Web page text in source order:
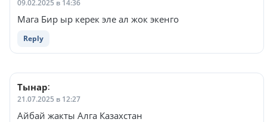
09.02.2025 в 14:36
Мага Бир ыр керек эле ал жок экенго
Reply
Тынар:
21.07.2025 в 12:27
Айбай жакты Алга Казахстан